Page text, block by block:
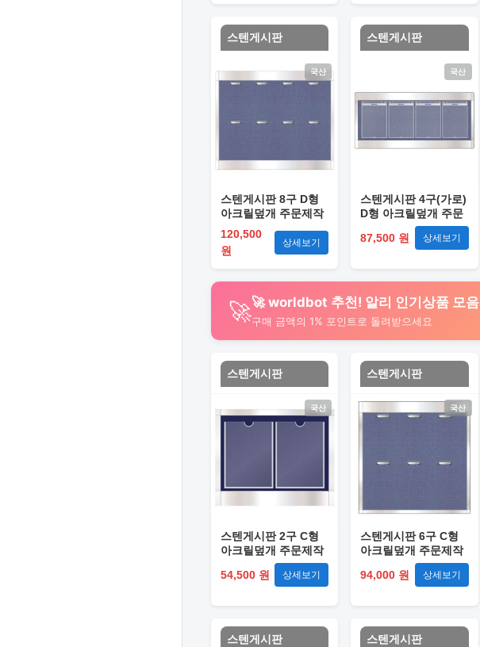
스텐게시판
국산
스텐게시판 8구 D형
아크릴덮개 주문제작
120,500
원
상세보기
스텐게시판
국산
스텐게시판 4구(가로)
D형 아크릴덮개 주문
87,500 원
상세보기
🚀🚀 worldbot 추천! 알리 인기상품 모음
구매 금액의 1% 포인트로 돌려받으세요
스텐게시판
국산
스텐게시판 2구 C형
아크릴덮개 주문제작
54,500 원
상세보기
스텐게시판
국산
스텐게시판 6구 C형
아크릴덮개 주문제작
94,000 원
상세보기
스텐게시판 스텐게시판